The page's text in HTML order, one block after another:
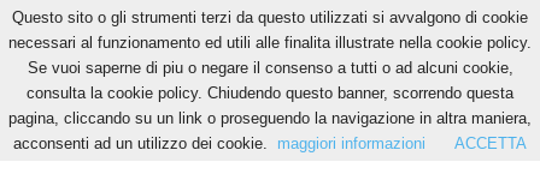
Home Tags Menez milan
menez milan
Questo sito o gli strumenti terzi da questo utilizzati si avvalgono di cookie
necessari al funzionamento ed utili alle finalita illustrate nella cookie policy.
Se vuoi saperne di piu o negare il consenso a tutti o ad alcuni cookie,
consulta la cookie policy. Chiudendo questo banner, scorrendo questa
pagina, cliccando su un link o proseguendo la navigazione in altra maniera,
acconsenti ad un utilizzo dei cookie.
maggiori informazioni ACCETTA